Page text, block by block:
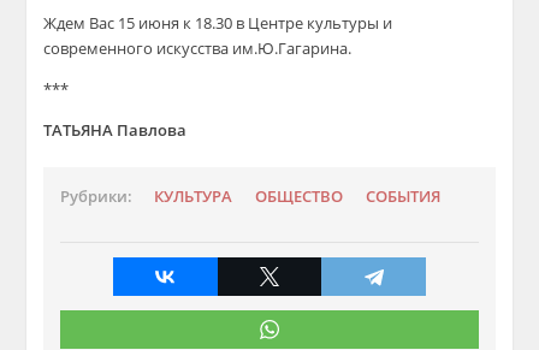
Ждем Вас 15 июня к 18.30 в Центре культуры и
современного искусства им.Ю.Гагарина.
***
ТАТЬЯНА Павлова
Рубрики: КУЛЬТУРА ОБЩЕСТВО СОБЫТИЯ